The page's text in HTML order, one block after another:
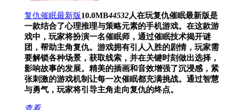
复仇催眠最新版10.0MB44532人在玩复仇催眠最新版是
一款结合了心理推理与策略元素的手机游戏。在这款游
戏中，玩家将扮演一名催眠师，通过催眠技术揭开谜
团，帮助主角复仇。游戏拥有引人入胜的剧情，玩家需
要解锁各种场景，获取线索，并在关键时刻做出选择，
影响故事的发展。精美的插画和音效增强了沉浸感，紧
张刺激的游戏机制让每一次催眠都充满挑战。通过智慧
与勇气，玩家将引导主角走向复仇的终点。
查看